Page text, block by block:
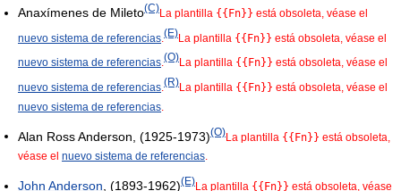
Anaxímenes de Mileto(C)La plantilla {{Fn}} está obsoleta, véase el
nuevo sistema de referencias (E)La plantilla {{Fn}} está obsoleta, véase el
nuevo sistema de referencias.(O)La plantilla {{Fn}} está obsoleta, véase el
nuevo sistema de referencias (R)La plantilla {{Fn}} está obsoleta, véase el
nuevo sistema de referencias
Alan Ross Anderson, (1925-1973)(O)La plantilla {{Fn}} está obsoleta,
véase el nuevo sistema de referencias.
John Anderson , (1893-1962)(E)La plantilla {{Fn}} está obsoleta, véase